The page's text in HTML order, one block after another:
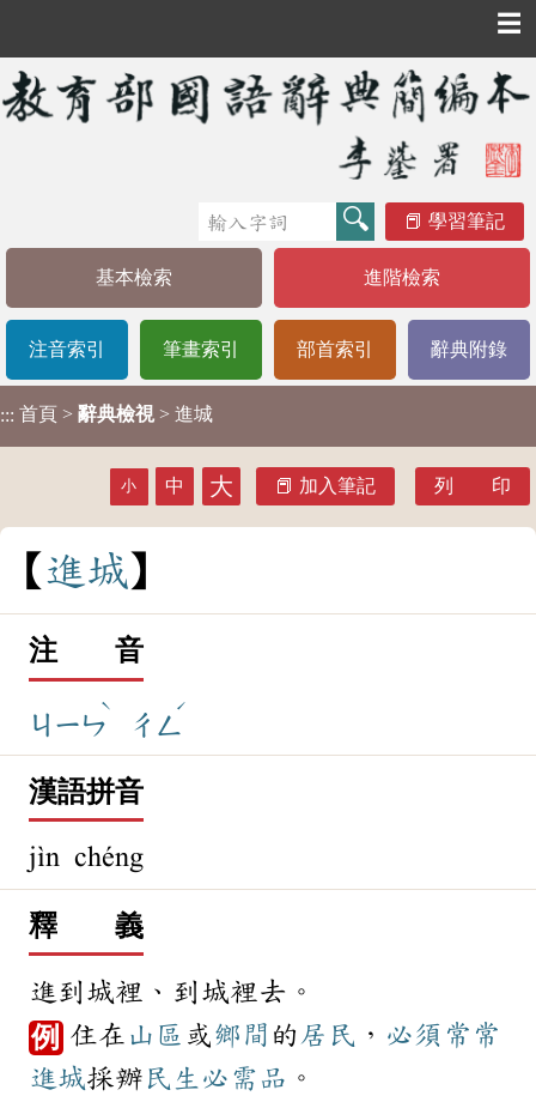
☰
學習筆記
基本檢索 進階檢索
注音索引 筆畫索引 部首索引 辭典附錄
::: 首頁 > 辭典檢視 > 進城
小 中 大 加入筆記 列 印
進城
注 音
ㄐㄧㄣ
ˋ
ㄔㄥ
ˊ
漢語拼音
jìn chéng
釋 義
進到城裡、到城裡去。
例 住在 山區 或鄉間 的 居民 ， 必須 常常
進城採辦 民生 必需品 。